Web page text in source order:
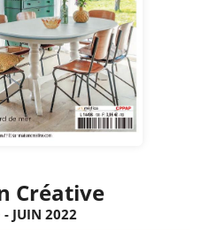
Créative
- JUIN 2022